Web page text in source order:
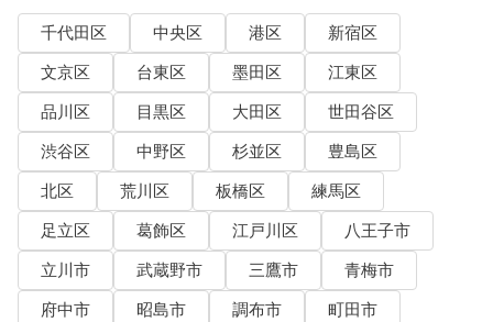
千代田区 中央区 港区
新宿区
文京区
台東区 墨田区
江東区
品川区
目黒区 大田区
世田谷区
渋谷区
中野区 杉並区
豊島区
北区
荒川区 板橋区
練馬区
足立区
葛飾区 江戸川区
八王子市
立川市
武蔵野市 三鷹市
青梅市
府中市
昭島市 調布市
町田市